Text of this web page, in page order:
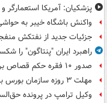
پزشکیان: آمریکا استعمارگر
واکنش باشگاه خیبر به
جزئیات جدید از نفتکش
راهبرد ایران "پنتاگون" را
صدور ۱۰ فقره حکم قصاص برای «کلثوم اکبری»
مهلت ۳ روزه سازمان بورس به هلدینگ خلیج فارس
وکیل ترامپ در پرونده